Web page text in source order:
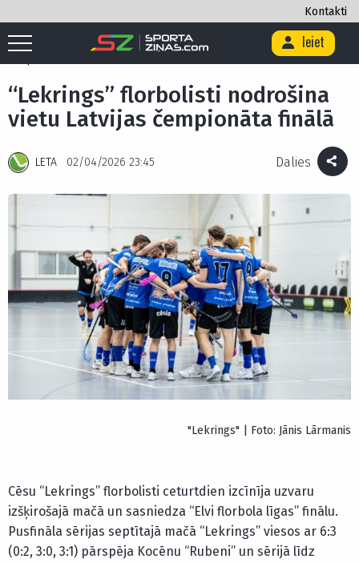
Kontakti
Ieiet
Sākums
“Lekrings” florbolisti nodrošina vietu Latvijas
“Lekrings” florbolisti nodrošina
vietu Latvijas čempionāta finālā
LETA 02/04/2026 23:45 Dalies
"Lekrings" | Foto: Jānis Lārmanis
Cēsu “Lekrings” florbolisti ceturtdien izcīnīja uzvaru
izšķirošajā mačā un sasniedza “Elvi florbola līgas” finālu.
Pusfināla sērijas septītajā mačā “Lekrings” viesos ar 6:3
(0:2, 3:0, 3:1) pārspēja Kocēnu “Rubeni” un sērijā līdz